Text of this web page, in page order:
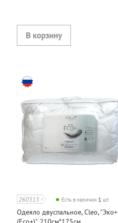
260515 Есть в наличии 1 шт.
Одеяло двуспальное, Cleo, "Эко+